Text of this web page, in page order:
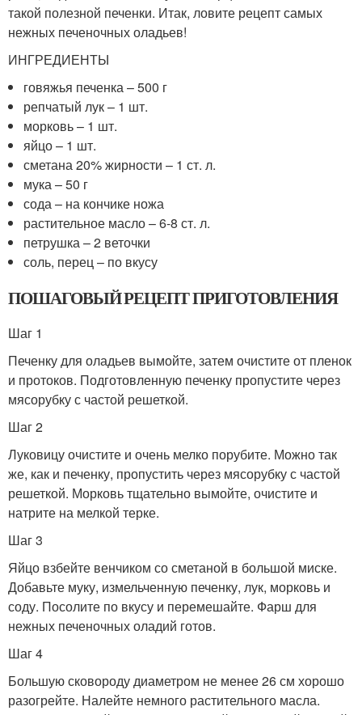
такой полезной печенки. Итак, ловите рецепт самых
нежных печеночных оладьев!
ИНГРЕДИЕНТЫ
говяжья печенка – 500 г
репчатый лук – 1 шт.
морковь – 1 шт.
яйцо – 1 шт.
сметана 20% жирности – 1 ст. л.
мука – 50 г
сода – на кончике ножа
растительное масло – 6-8 ст. л.
петрушка – 2 веточки
соль, перец – по вкусу
ПОШАГОВЫЙ РЕЦЕПТ ПРИГОТОВЛЕНИЯ
Шаг 1
Печенку для оладьев вымойте, затем очистите от пленок
и протоков. Подготовленную печенку пропустите через
мясорубку с частой решеткой.
Шаг 2
Луковицу очистите и очень мелко порубите. Можно так
же, как и печенку, пропустить через мясорубку с частой
решеткой. Морковь тщательно вымойте, очистите и
натрите на мелкой терке.
Шаг 3
Яйцо взбейте венчиком со сметаной в большой миске.
Добавьте муку, измельченную печенку, лук, морковь и
соду. Посолите по вкусу и перемешайте. Фарш для
нежных печеночных оладий готов.
Шаг 4
Большую сковороду диаметром не менее 26 см хорошо
разогрейте. Налейте немного растительного масла.